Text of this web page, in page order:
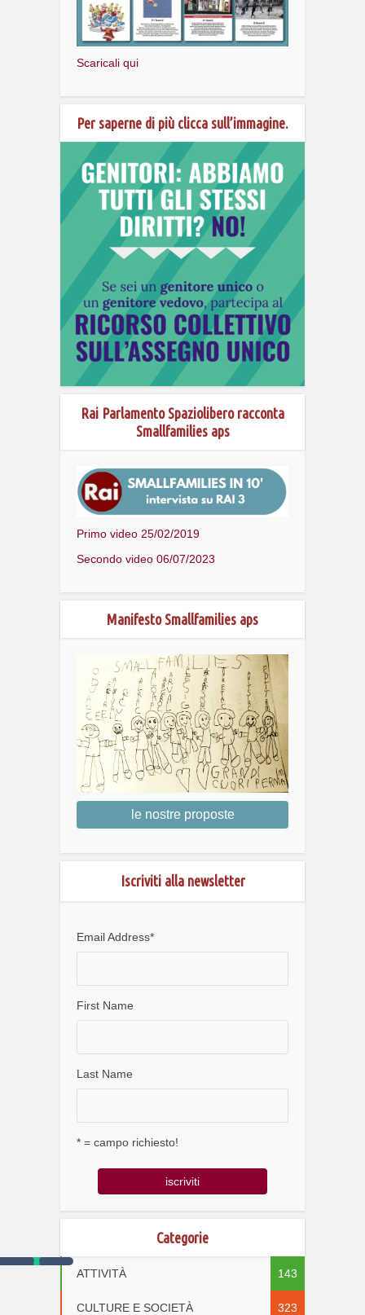
Scaricali qui
Per saperne di più clicca sull’immagine.
Rai Parlamento Spaziolibero racconta
Smallfamilies aps
Primo video 25/02/2019
Secondo video 06/07/2023
Manifesto Smallfamilies aps
le nostre proposte
Iscriviti alla newsletter
Email Address*
First Name
Last Name
* = campo richiesto!
Categorie
ATTIVITÀ 143
CULTURE E SOCIETÀ 323